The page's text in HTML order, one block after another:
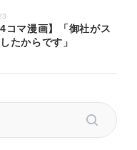
4コマ漫画】「御社がス
たからです」